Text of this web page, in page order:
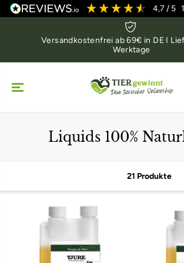
ZUM INHALT
SPRINGEN
4,7 / 5
Versandkostenfrei ab 69€ in DE I
Werktage
Liquids 100%
21 Produkte